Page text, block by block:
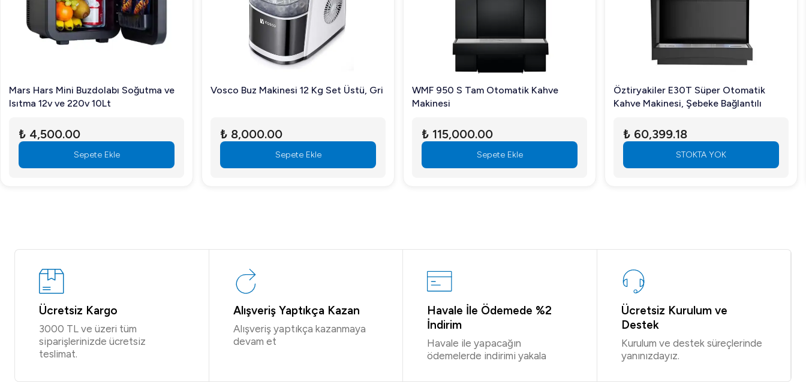
Mars Hars Mini Buzdolabı Soğutma ve
Isıtma 12v ve 220v 10Lt
₺ 4,500.00
Sepete Ekle
Vosco Buz Makinesi 12 Kg Set Üstü, Gri
₺ 8,000.00
Sepete Ekle
WMF 950 S Tam Otomatik Kahve
Makinesi
₺ 115,000.00
Sepete Ekle
Öztiryakiler E30T Süper Otomatik
Kahve Makinesi, Şebeke Bağlantılı
₺ 60,399.18
STOKTA YOK
Ücretsiz Kargo
3000 TL ve üzeri tüm
siparişlerinizde ücretsiz
teslimat.
Alışveriş Yaptıkça Kazan
Alışveriş yaptıkça kazanmaya
devam et
Havale İle Ödemede %2
İndirim
Havale ile yapacağın
ödemelerde indirimi yakala
Ücretsiz Kurulum ve
Destek
Kurulum ve destek süreçlerinde
yanınızdayız.